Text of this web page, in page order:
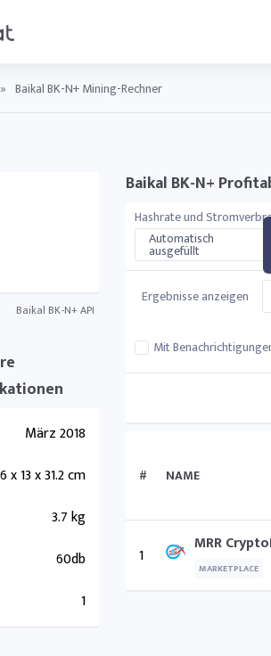
» Baikal BK-N+ Mining-Rechner
Baikal BK-N+ API
März 2018
x 13 x 31.2 cm
3.7 kg
60db
1
Baikal BK-N+
Hashrate und
Automatisch
ausgefüllt
Ergebnisse anzeigen
Mit
# NAME
1 MRR
MARKETPLACE